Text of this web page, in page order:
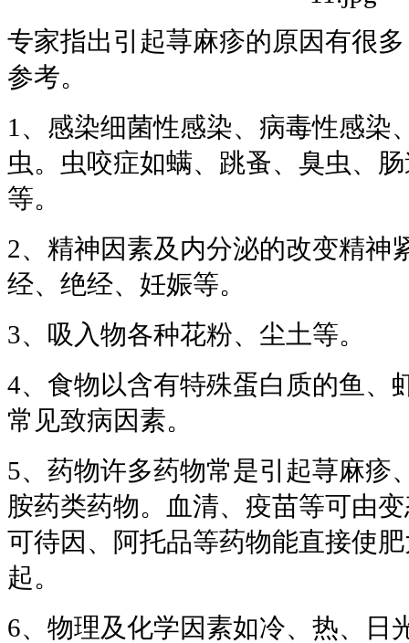
专家指出引起荨麻疹的原因有很
参考。
1、感染细菌性感染、病毒性感染
虫。虫咬症如螨、跳蚤、臭虫、
等。
2、精神因素及内分泌的改变精神
经、绝经、妊娠等。
3、吸入物各种花粉、尘土等。
4、食物以含有特殊蛋白质的鱼、
常见致病因素。
5、药物许多药物常是引起荨麻疹
胺药类药物。血清、疫苗等可由
可待因、阿托品等药物能直接使
起。
6、物理及化学因素如冷、热、日